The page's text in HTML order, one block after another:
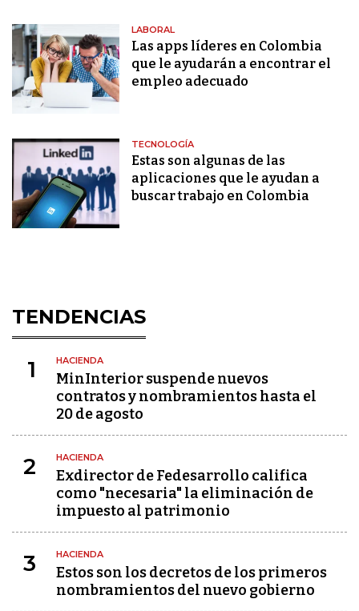
LABORAL
Las apps líderes en Colombia
que le ayudarán a encontrar el
empleo adecuado
TECNOLOGÍA
Estas son algunas de las
aplicaciones que le ayudan a
buscar trabajo en Colombia
TENDENCIAS
1 HACIENDA
MinInterior suspende nuevos
contratos y nombramientos hasta el
20 de agosto
2 HACIENDA
Exdirector de Fedesarrollo califica
como "necesaria" la eliminación de
impuesto al patrimonio
3 HACIENDA
Estos son los decretos de los primeros
nombramientos del nuevo gobierno